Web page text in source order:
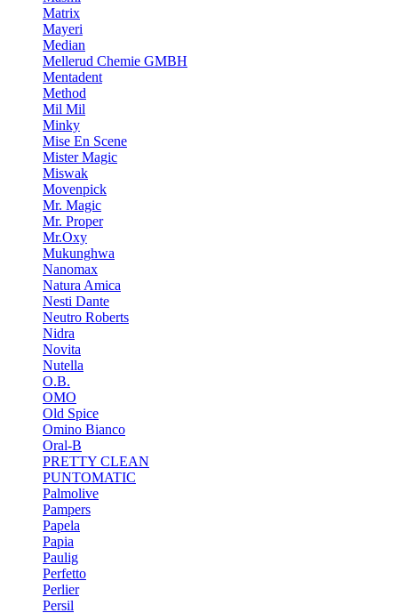
Matrix
Mayeri
Median
Mellerud Chemie GMBH
Mentadent
Method
Mil Mil
Minky
Mise En Scene
Mister Magic
Miswak
Movenpick
Mr. Magic
Mr. Proper
Mr.Oxy
Mukunghwa
Nanomax
Natura Amica
Nesti Dante
Neutro Roberts
Nidra
Novita
Nutella
O.B.
OMO
Old Spice
Omino Bianco
Oral-B
PRETTY CLEAN
PUNTOMATIC
Palmolive
Pampers
Papela
Papia
Paulig
Perfetto
Perlier
Persil